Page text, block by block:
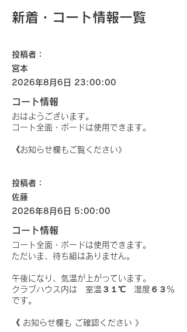
新着・コート情報一覧
投稿者：
宮本
2026年8月6日 23:00:00
コート情報
おはようございます。
コート全面・ボードは使用できます。
《お知らせ欄もご覧ください》
投稿者：
佐藤
2026年8月6日 5:00:00
コート情報
コート全面・ボードは使用できます。
ただいま、待ち組はありません。
午後になり、気温が上がっています。
クラブハウス内は 室温３１℃ 湿度６３％
です。
《 お知らせ欄も ご確認ください 》